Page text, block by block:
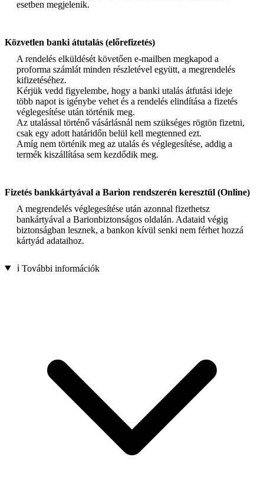
esetben megjelenik.
Közvetlen banki átutalás (előrefizetés)
A rendelés elküldését követően e-mailben megkapod a
proforma számlát minden részletével együtt, a megrendelés
kifizetéséhez.
Kérjük vedd figyelembe, hogy a banki utalás átfutási ideje
több napot is igénybe vehet és a rendelés elindítása a fizetés
véglegesítése után történik meg.
Az utalással történő vásárlásnál nem szükséges rögtön fizetni,
csak egy adott határidőn belül kell megtenned ezt.
Amíg nem történik meg az utalás és véglegesítése, addig a
termék kiszállítása sem kezdődik meg.
Fizetés bankkártyával a Barion rendszerén keresztül (Online)
A megrendelés véglegesítése után azonnal fizethetsz
bankártyával a Barionbiztonságos oldalán. Adataid végig
biztonságban lesznek, a bankon kívül senki nem férhet hozzá
kártyád adataihoz.
ℹ️ További információk